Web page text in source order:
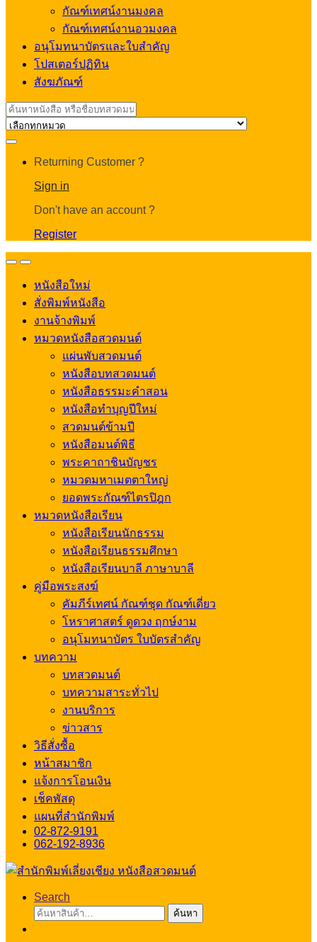
กัณฑ์เทศน์งานมงคล
กัณฑ์เทศน์งานอวมงคล
อนุโมทนาบัตรและใบสำคัญ
โปสเตอร์ปฏิทิน
สังฆภัณฑ์
Search
for:
Returning Customer ?
Sign in
Don't have an account ?
Register
OpenClose
หนังสือใหม่
สั่งพิมพ์หนังสือ
งานจ้างพิมพ์
หมวดหนังสือสวดมนต์
แผ่นพับสวดมนต์
หนังสือบทสวดมนต์
หนังสือธรรมะคำสอน
หนังสือทำบุญปีใหม่
สวดมนต์ข้ามปี
หนังสือมนต์พิธี
พระคาถาชินบัญชร
หมวดมหาเมตตาใหญ่
ยอดพระกัณฑ์ไตรปิฎก
หมวดหนังสือเรียน
หนังสือเรียนนักธรรม
หนังสือเรียนธรรมศึกษา
หนังสือเรียนบาลี ภาษาบาลี
คู่มือพระสงฆ์
คัมภีร์เทศน์ กัณฑ์ชุด กัณฑ์เดี่ยว
โหราศาสตร์ ดูดวง ฤกษ์งาม
อนุโมทนาบัตร ใบบัตรสำคัญ
บทความ
บทสวดมนต์
บทความสาระทั่วไป
งานบริการ
ข่าวสาร
วิธีสั่งซื้อ
หน้าสมาชิก
แจ้งการโอนเงิน
เช็คพัสดุ
แผนที่สำนักพิมพ์
02-872-9191
062-192-8936
Search
ค้นหา:
ค้นหา